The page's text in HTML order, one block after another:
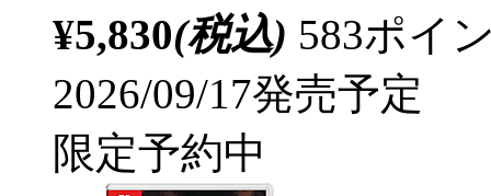
¥5,830(税込) 583ポイ
2026/09/17発売予定
限定予約中